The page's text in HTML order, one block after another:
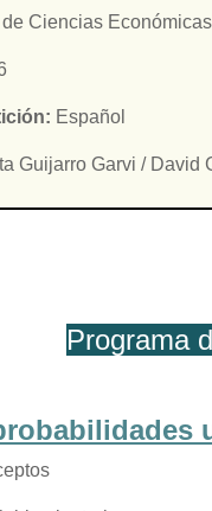
Ciencias
Español
Guijarro Garvi / David
Programa